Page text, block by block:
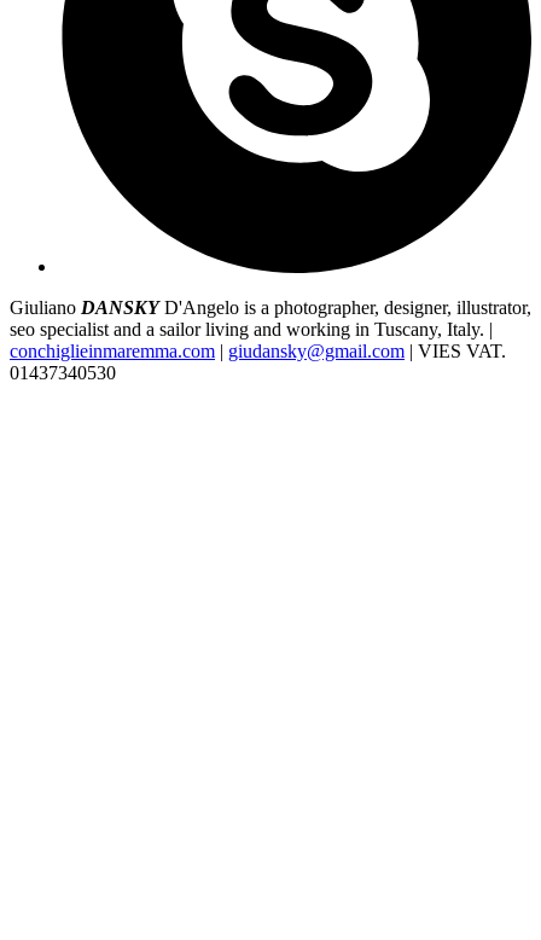
Giuliano DANSKY D'Angelo is a photographer, designer, illustrator,
seo specialist and a sailor living and working in Tuscany, Italy. |
conchiglieinmaremma.com | giudansky@gmail.com | VIES VAT.
01437340530